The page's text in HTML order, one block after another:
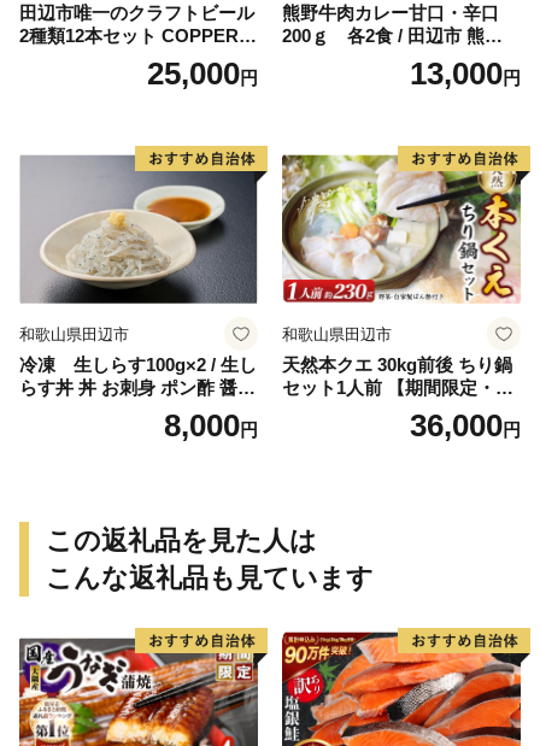
田辺市唯一のクラフトビール
2種類12本セット COPPER
（アルコール度数6％）GOL
D（アルコール度数5.5％）各
酒 ボイジャーブルーイング
セット 詰合せ 飲み比べ 父の
日 ギフト プレゼント 贈り物
【bbi012-1】
25,000円
熊野牛肉カレー甘口・辛口
200ｇ 各2食 / 田辺市 熊野牛
ブランド牛 牛肉 牛肉カレー
レトルトカレー レトルト レ
13,000円
和歌山県田辺市
冷凍 生しらす100g×2 / 生し
らす丼 丼 お刺身 ポン酢 醤油
小分け シラス 冷凍 生 ギフト
お取り寄せ 和歌山県 田辺市
8,000円
和歌山県田辺市
天然本クエ 30kg前後 ちり鍋
セット1人前 【期間限定・1/3
1まで】【お野菜・自家製ぽ
ん酢付きのくえ】 ※北海
和歌山県 贈答 ギフト ご家庭
【gtr001】
36,000円
この返礼品を見た人は
こんな返礼品も見ています